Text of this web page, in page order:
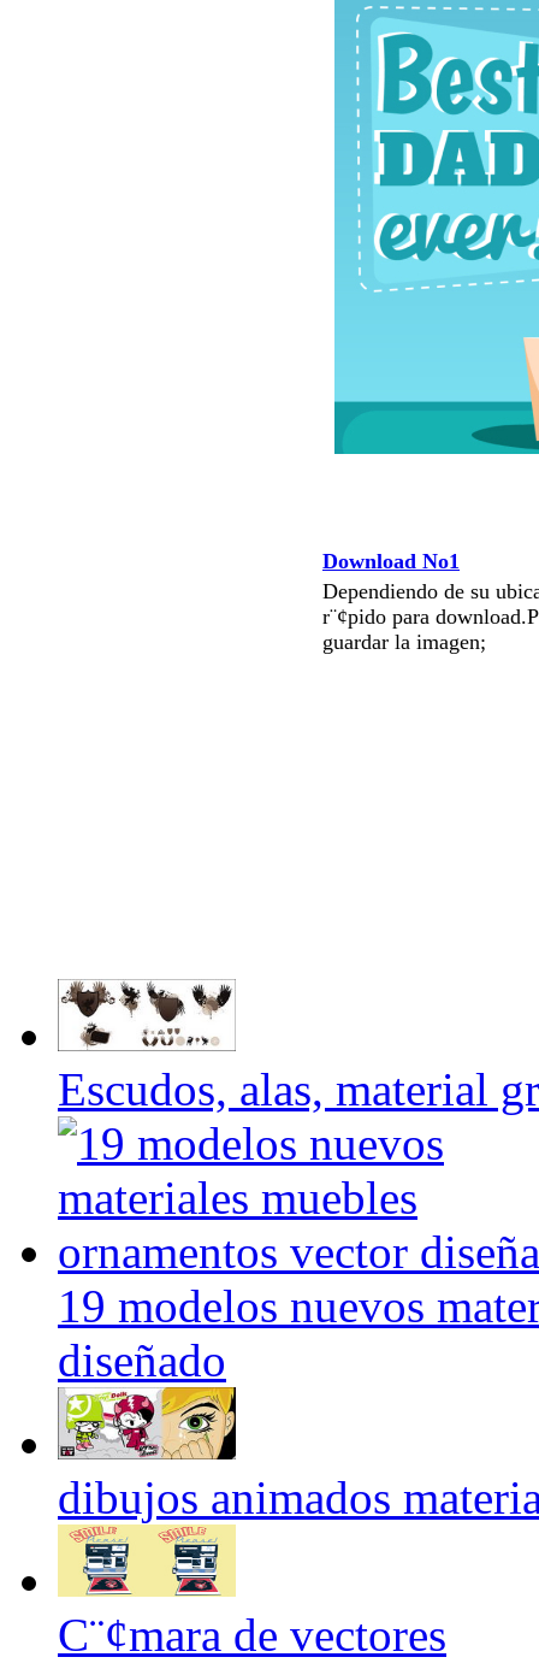
Download No1
Dependiendo de su
r¨¢pido para
guardar la imagen;
Escudos, alas, material
19 modelos nuevos
diseñado
dibujos animados
C¨¢mara de vectores